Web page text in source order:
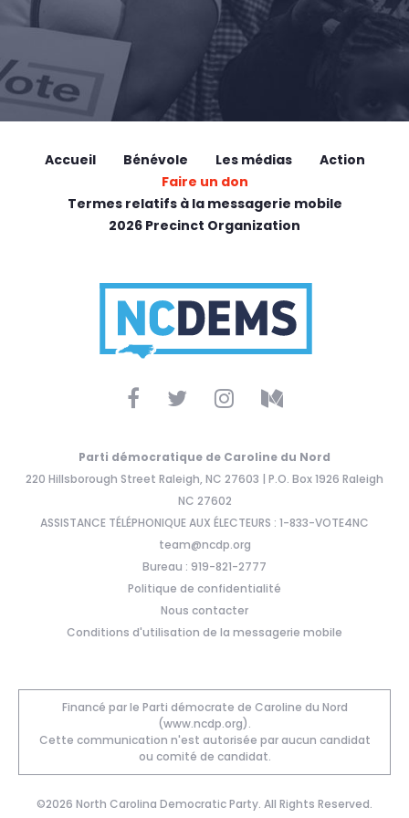
Accueil Bénévole Les médias
Action
Faire un don
Termes relatifs à la messagerie mobile
2026 Precinct Organization
Parti démocratique de Caroline du Nord
220 Hillsborough Street Raleigh, NC 27603 | P.O. Box 1926 Raleigh
NC 27602
ASSISTANCE TÉLÉPHONIQUE AUX ÉLECTEURS : 1-833-VOTE4NC
team@ncdp.org
Bureau : 919-821-2777
Politique de confidentialité
Nous contacter
Conditions d'utilisation de la messagerie mobile
Financé par le Parti démocrate de Caroline du Nord
(www.ncdp.org).
Cette communication n'est autorisée par aucun candidat
ou comité de candidat.
©2026 North Carolina Democratic Party. All Rights Reserved.